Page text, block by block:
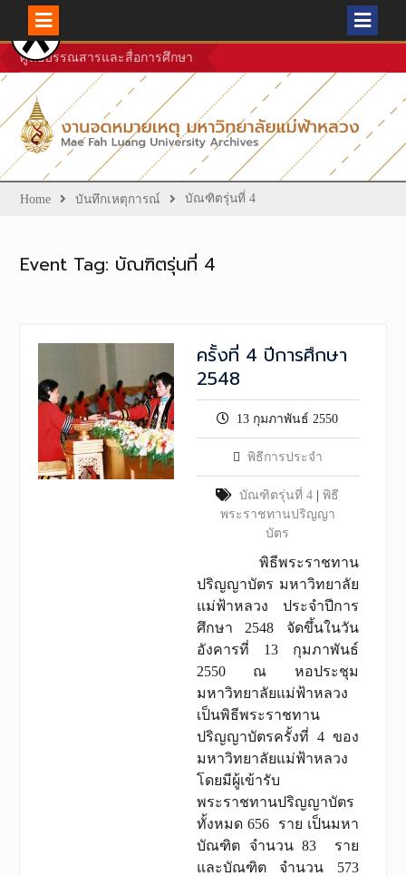
Skip
to
content
ศูนย์บรรณสารและสื่อการศึกษา
Home บันทึกเหตุการณ์ บัณฑิตรุ่นที่ 4
Event Tag: บัณฑิตรุ่นที่ 4
ครั้งที่ 4 ปีการศึกษา
2548
13 กุมภาพันธ์ 2550
พิธีการประจำ
บัณฑิตรุ่นที่ 4 |พิธี
พระราชทานปริญญา
บัตร
พิธีพระราชทาน
ปริญญาบัตร มหาวิทยาลัย
แม่ฟ้าหลวง ประจำปีการ
ศึกษา 2548 จัดขึ้นในวัน
อังคารที่ 13 กุมภาพันธ์
2550 ณ หอประชุม
มหาวิทยาลัยแม่ฟ้าหลวง
เป็นพิธีพระราชทาน
ปริญญาบัตรครั้งที่ 4 ของ
มหาวิทยาลัยแม่ฟ้าหลวง
โดยมีผู้เข้ารับ
พระราชทานปริญญาบัตร
ทั้งหมด 656 ราย เป็นมหา
บัณฑิต จำนวน 83 ราย
และบัณฑิต จำนวน 573